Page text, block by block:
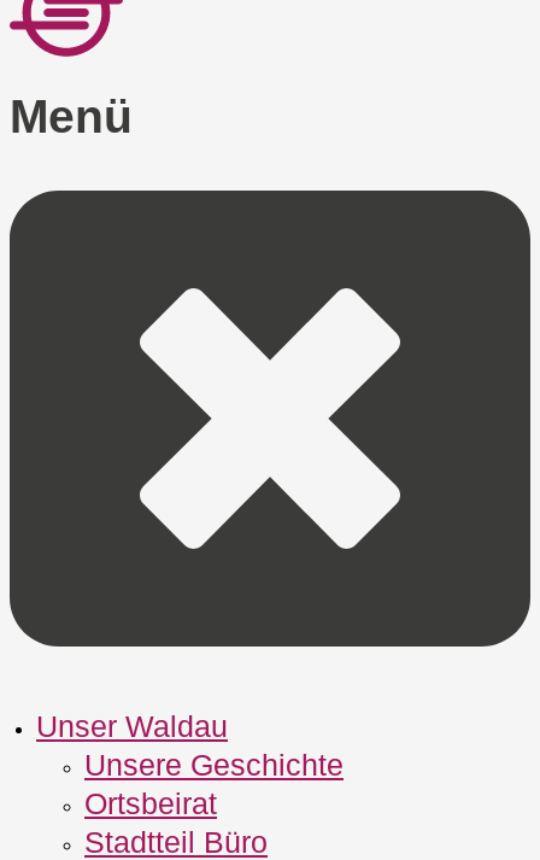
Menü
Unser Waldau
Unsere Geschichte
Ortsbeirat
Stadtteil Büro